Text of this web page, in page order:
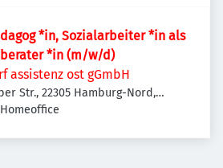
*in, Sozialarbeiter *in als
*in (m/w/d)
assistenz ost gGmbH
Str., 22305 Hamburg-Nord,